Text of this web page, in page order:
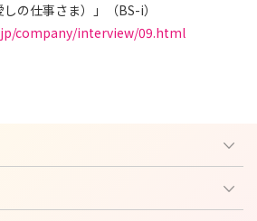
の仕事さま）」（BS-i）
company/interview/09.html